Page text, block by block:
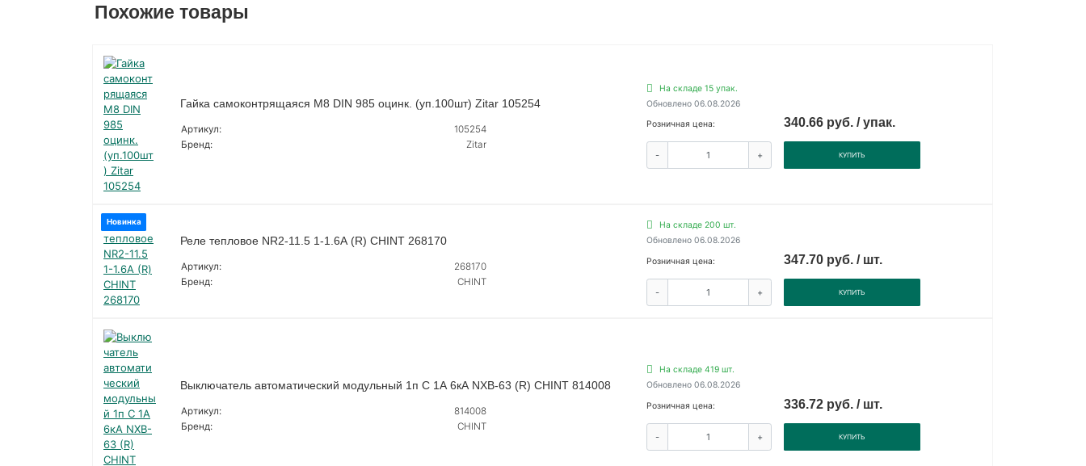
Похожие товары
Гайка самоконтрящаяся М8 DIN 985 оцинк. (уп.100шт) Zitar 105254
Артикул:
105254
Бренд:
Zitar
На складе 15 упак.
Обновлено 06.08.2026
Розничная цена:
340.66 руб. / упак.
- + КУПИТЬ
Новинка
Реле тепловое NR2-11.5 1-1.6А (R) CHINT 268170
Артикул:
268170
Бренд:
CHINT
На складе 200 шт.
Обновлено 06.08.2026
Розничная цена:
347.70 руб. / шт.
- + КУПИТЬ
Выключатель автоматический модульный 1п C 1А 6кА NXB-63 (R) CHINT 814008
Артикул:
814008
Бренд:
CHINT
На складе 419 шт.
Обновлено 06.08.2026
Розничная цена:
336.72 руб. / шт.
- + КУПИТЬ